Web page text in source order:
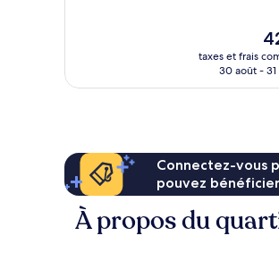
Le
taxes et frais
30 août -
Connectez-vous
pouvez
À propos du